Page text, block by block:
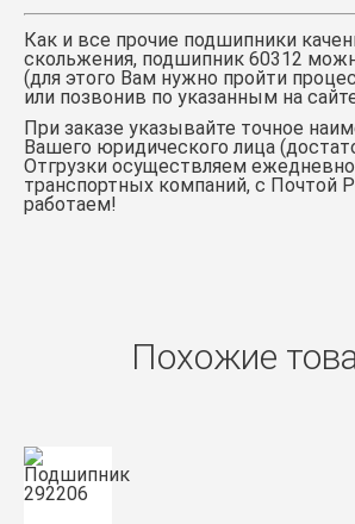
Как и все прочие подшипники
скольжения, подшипник 60312
(для этого Вам нужно пройти
или позвонив по указанным на
При заказе указывайте точное
Вашего юридического лица
Отгрузки осуществляем
транспортных компаний, с Почтой
работаем!
Похожие